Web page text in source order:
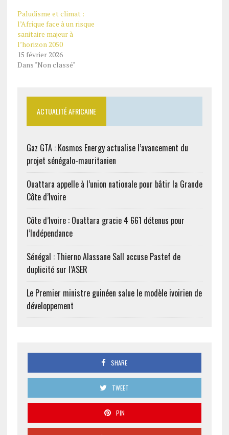
Paludisme et climat :
l’Afrique face à un risque
sanitaire majeur à
l’horizon 2050
15 février 2026
Dans "Non classé"
ACTUALITÉ AFRICAINE
Gaz GTA : Kosmos Energy actualise l’avancement du
projet sénégalo-mauritanien
Ouattara appelle à l’union nationale pour bâtir la Grande
Côte d’Ivoire
Côte d’Ivoire : Ouattara gracie 4 661 détenus pour
l’Indépendance
Sénégal : Thierno Alassane Sall accuse Pastef de
duplicité sur l’ASER
Le Premier ministre guinéen salue le modèle ivoirien de
développement
SHARE
TWEET
PIN